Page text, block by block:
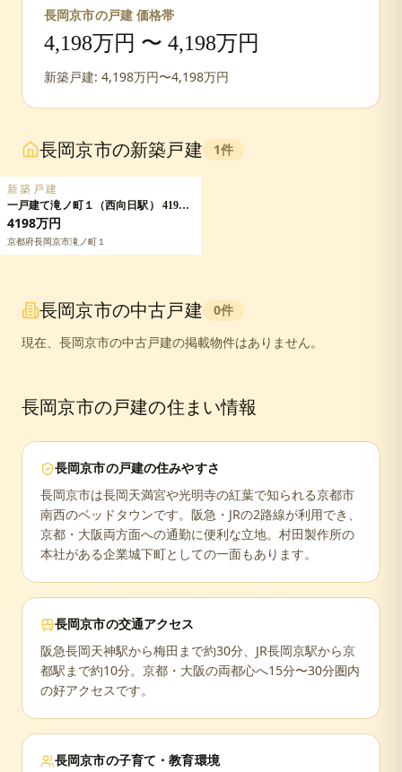
長岡京市の戸建 価格帯
4,198万円 〜 4,198万円
新築戸建: 4,198万円〜4,198万円
長岡京市の新築戸建 1件
新築戸建
一戸建て滝ノ町１（西向日駅） 4198
万円の詳細情報
4198万円
京都府長岡京市滝ノ町１
長岡京市の中古戸建 0件
現在、 長岡京市の中古戸建の掲載物件はありません。
長岡京市の戸建の住まい情報
長岡京市の戸建の住みやすさ
長岡京市は長岡天満宮や光明寺の紅葉で知られる京都市
南西のベッドタウンです。阪急・JRの2路線が利用でき、
京都・大阪両方面への通勤に便利な立地。村田製作所の
本社がある企業城下町としての一面もあります。
長岡京市の交通アクセス
阪急長岡天神駅から梅田まで約30分、JR長岡京駅から京
都駅まで約10分。京都・大阪の両都心へ15分〜30分圏内
の好アクセスです。
長岡京市の子育て・教育環境